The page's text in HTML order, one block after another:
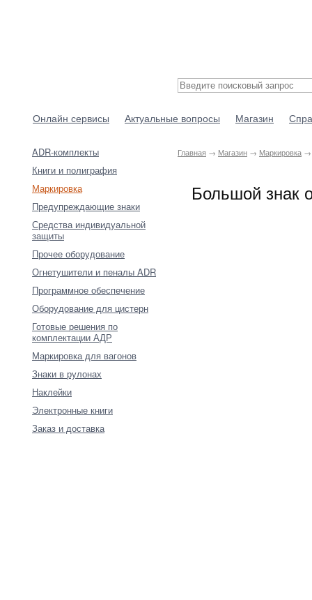
Онлайн сервисы Актуальные вопросы Магазин
ADR-комплекты
Книги и полиграфия
Маркировка
Предупреждающие знаки
Средства индивидуальной
защиты
Прочее оборудование
Огнетушители и пеналы ADR
Программное обеспечение
Оборудование для цистерн
Готовые решения по
комплектации АДР
Маркировка для вагонов
Знаки в рулонах
Наклейки
Электронные книги
Заказ и доставка
Главная → Магазин → Маркировка →
Большой знак